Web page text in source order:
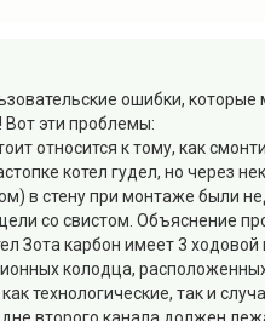
ошибки,
Вот эти проблемы:
относится к тому, как
котел гудел, но через
в стену при монтаже были
со свистом. Объяснение
Зота карбон имеет 3
колодца,
технологические, так и